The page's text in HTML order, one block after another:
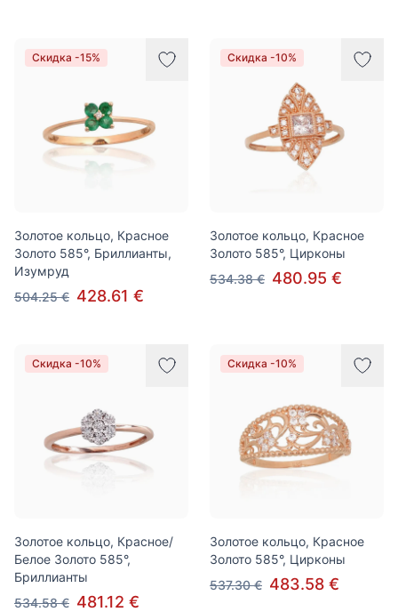
Скидка -15%
Золотое кольцо, Красное
Золото 585°, Бриллианты,
Изумруд
504.25 € 428.61 €
Скидка -10%
Золотое кольцо, Красное
Золото 585°, Цирконы
534.38 € 480.95 €
Скидка -10%
Золотое кольцо, Красное/
Белое Золото 585°,
Бриллианты
534.58 € 481.12 €
Скидка -10%
Золотое кольцо, Красное
Золото 585°, Цирконы
537.30 € 483.58 €